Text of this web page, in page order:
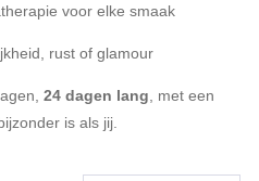
voor elke smaak
rust of glamour
24 dagen lang , met een
is als jij.